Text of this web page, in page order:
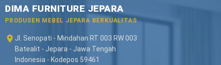
DIMA FURNITURE JEPARA
PRODUSEN MEBEL JEPARA BERKUALITAS
Jl. Senopati - Mindahan RT 003 RW 003
Batealit - Jepara - Jawa Tengah
Indonesia - Kodepos 59461